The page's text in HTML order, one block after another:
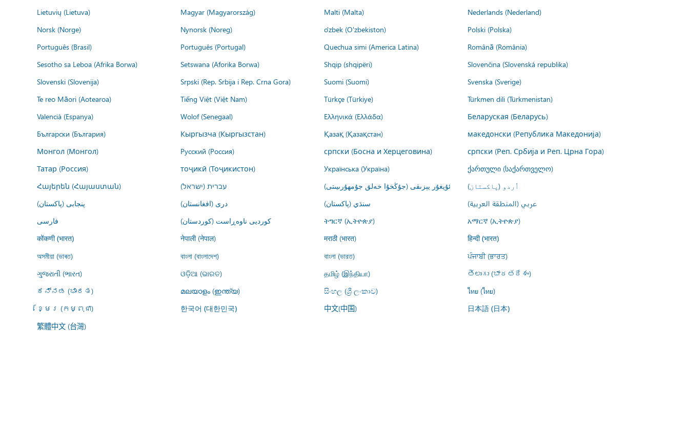
Lietuvių (Lietuva)
Magyar (Magyarország) Malti (Malta)
Nederlands (Nederland)
Norsk (Norge)
Nynorsk (Noreg) o'zbek (O'zbekiston)
Polski (Polska)
Português (Brasil)
Português (Portugal) Quechua simi (America Latina)
Română (România)
Sesotho sa Leboa (Afrika Borwa)
Setswana (Aforika Borwa) Shqip (shqipëri)
Slovenčina (Slovenská republika)
Slovenski (Slovenija)
Srpski (Rep. Srbija i Rep. Crna Gora) Suomi (Suomi)
Svenska (Sverige)
Te reo Māori (Aotearoa)
Tiếng Việt (Việt Nam) Türkçe (Türkiye)
Türkmen dili (Türkmenistan)
Valencià (Espanya)
Wolof (Senegaal) Ελληνικά (Ελλάδα)
Беларуская (Беларусь)
Български (България)
Кыргызча (Кыргызстан) Қазақ (Қазақстан)
македонски (Република Македонија)
Монгол (Монгол)
Русский (Россия) српски (Босна и Херцеговина)
српски (Реп. Србија и Реп. Црна Гора)
Татар (Россия)
тоҷикӣ (Тоҷикистон) Українська (Україна)
ქართული (საქართველო)
Հայերեն (Հայաստան)
עברית (ישראל) ئۇيغۇر يېزىقى (جۇڭخۇا خەلق جۇمھۇرىيىتى)
اُردو (پاکستان)
پنجابی (پاکستان)
درى (افغانستان) سنڌي (پاکستان)
عربي (المنطقة العربية)
فارسى
کوردیی ناوەڕاست (کوردستان) ትግርኛ (ኢትዮጵያ) አማርኛ (ኢትዮጵያ)
कोंकणी (भारत) नेपाली (नेपाल) मराठी (भारत) हिन्दी (भारत)
অসমীয়া (ভাৰত) বাংলা (বাংলাদেশ) বাংলা (ভারত)
ਪੰਜਾਬੀ (ਭਾਰਤ)
ગુજરાતી (ભારત)
ଓଡ଼ିଆ (ଭାରତ) தமிழ் (இந்தியா)
తెలుగు (భారతదేశం)
ಕನ್ನಡ (ಭಾರತ)
മലയാളം (ഇന്ത്യ) සිංහල (ශ්‍රී ලංකාව)
ไทย (ไทย)
ខ្មែរ (កម្ពុជា)
한국어 (대한민국) 中文(中国) 日本語 (日本)
繁體中文 (台灣)